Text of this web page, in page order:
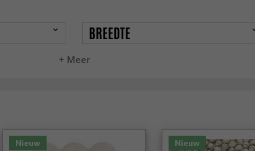
+ Meer
BREEDTE
Nieuw Nieuw